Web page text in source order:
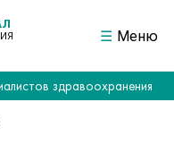
Меню
здравоохранения